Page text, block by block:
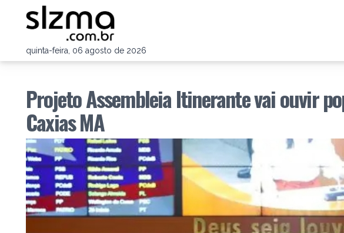
quinta-feira, 06 agosto de 2026
Projeto Assembleia Itinerante vai ouvir
Caxias MA